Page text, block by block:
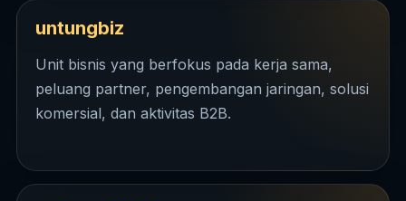
untungbiz
Unit bisnis yang berfokus pada kerja sama,
peluang partner, pengembangan jaringan, solusi
komersial, dan aktivitas B2B.